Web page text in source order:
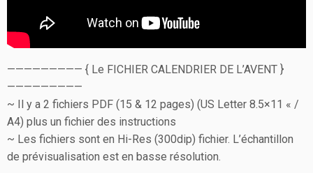
————————— { Le FICHIER CALENDRIER DE L’AVENT }
—————————
~ Il y a 2 fichiers PDF (15 & 12 pages) (US Letter 8.5×11 « /
A4) plus un fichier des instructions
~ Les fichiers sont en Hi-Res (300dip) fichier. L’échantillon
de prévisualisation est en basse résolution.